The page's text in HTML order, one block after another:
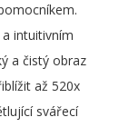
intuitivním
a čistý obraz
až 520x
svářecí